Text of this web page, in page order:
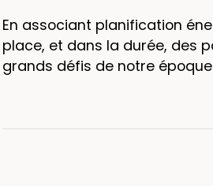
En associant planification
place, et dans la durée, des
grands défis de notre